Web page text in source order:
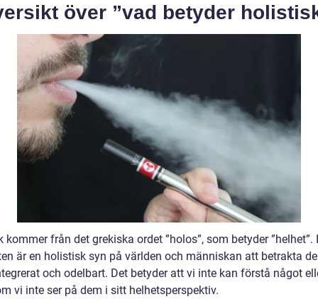
över ”vad betyder
kommer från det grekiska ordet ”holos”, som betyder ”helhet”.
är en holistisk syn på världen och människan att betrakta
och odelbart. Det betyder att vi inte kan förstå något
vi inte ser på dem i sitt helhetsperspektiv.